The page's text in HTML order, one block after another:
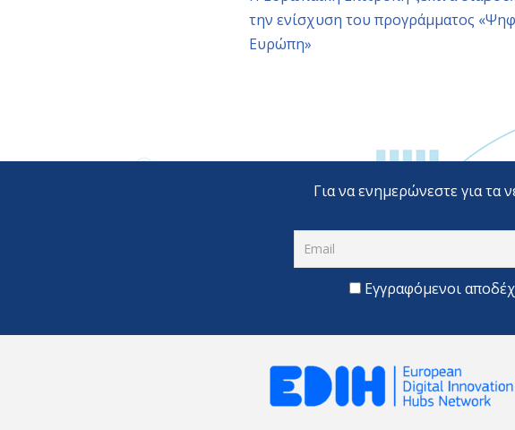
την ενίσχυση του προγράμματος
Ευρώπη»
Για να ενημερώνεστε για
Εγγραφόμενοι